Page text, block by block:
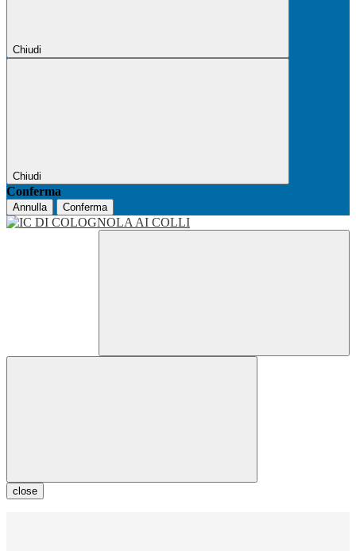
Chiudi
Chiudi
Conferma
Annulla Conferma
close